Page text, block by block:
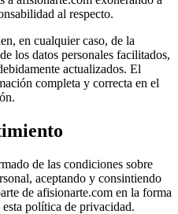
al respecto.
en cualquier caso, de la
los datos personales facilitados,
actualizados. El
completa y correcta en el
de las condiciones sobre
aceptando y consintiendo
de afisionarte.com en la forma
política de privacidad.